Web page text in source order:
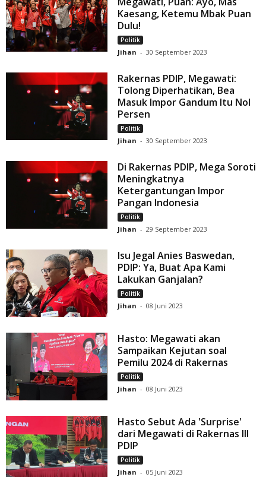
Kaesang, Ketemu Mbak Puan
Dulu!
Politik
Jihan - 30 September 2023
Rakernas PDIP, Megawati:
Tolong Diperhatikan, Bea
Masuk Impor Gandum Itu Nol
Persen
Politik
Jihan - 30 September 2023
Di Rakernas PDIP, Mega Soroti
Meningkatnya
Ketergantungan Impor
Pangan Indonesia
Politik
Jihan - 29 September 2023
Isu Jegal Anies Baswedan,
PDIP: Ya, Buat Apa Kami
Lakukan Ganjalan?
Politik
Jihan - 08 Juni 2023
Hasto: Megawati akan
Sampaikan Kejutan soal
Pemilu 2024 di Rakernas
Politik
Jihan - 08 Juni 2023
Hasto Sebut Ada 'Surprise'
dari Megawati di Rakernas III
PDIP
Politik
Jihan - 05 Juni 2023